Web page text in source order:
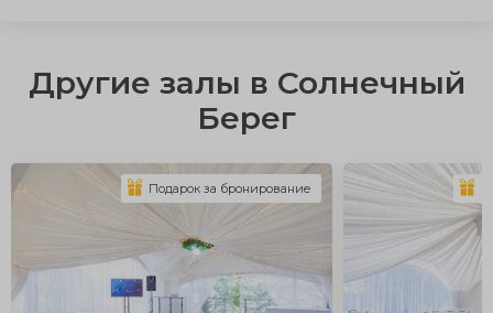
Другие залы в Солнечный
Берег
Подарок за бронирование